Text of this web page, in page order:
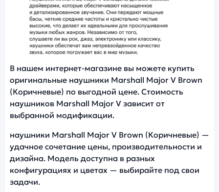
В нашем интернет-магазине вы можете купить
оригинальные наушники Marshall Major V Brown
(Коричневые) по выгодной цене. Стоимость
наушников Marshall Major V зависит от
выбранной модификации.
наушники Marshall Major V Brown (Коричневые) —
удачное сочетание цены, производительности и
дизайна. Модель доступна в разных
конфигурациях и цветах — выбирайте под свои
задачи.